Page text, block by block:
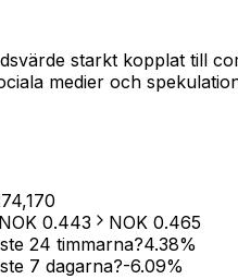
starkt kopplat till
medier och
NOK 0.443 NOK 0.465
24 timmarna?4.38%
7 dagarna?-6.09%